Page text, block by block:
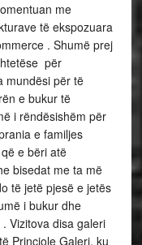
me
të ekspozuara
. Shumë prej
për
mundësi për të
e bukur të
i rëndësishëm për
e familjes
e bëri atë
bisedat me ta më
të jetë pjesë e jetës
i bukur dhe
Vizitova disa galeri
Princiole Galeri, ku